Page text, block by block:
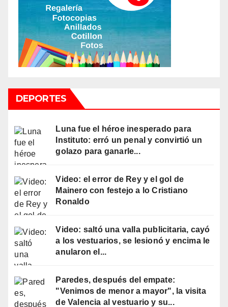
DEPORTES
Luna fue el héroe inesperado para
Instituto: erró un penal y convirtió un
golazo para ganarle...
Video: el error de Rey y el gol de
Mainero con festejo a lo Cristiano
Ronaldo
Video: saltó una valla publicitaria, cayó
a los vestuarios, se lesionó y encima le
anularon el...
Paredes, después del empate:
"Venimos de menor a mayor", la visita
de Valencia al vestuario y su...